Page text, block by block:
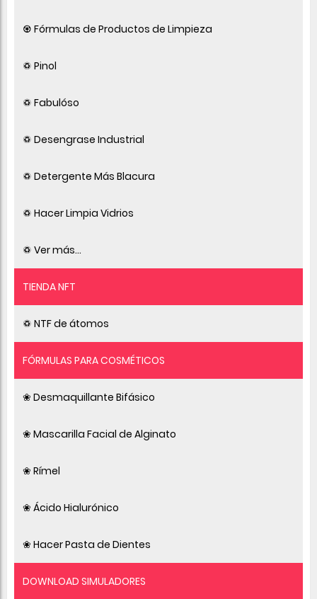
♼ Fórmulas de Productos de Limpieza
♽ Pinol
♽ Fabulóso
♽ Desengrase Industrial
♽ Detergente Más Blacura
♽ Hacer Limpia Vidrios
♽ Ver más...
TIENDA NFT
♽ NTF de átomos
FÓRMULAS PARA COSMÉTICOS
❀ Desmaquillante Bifásico
❀ Mascarilla Facial de Alginato
❀ Rímel
❀ Ácido Hialurónico
❀ Hacer Pasta de Dientes
DOWNLOAD SIMULADORES